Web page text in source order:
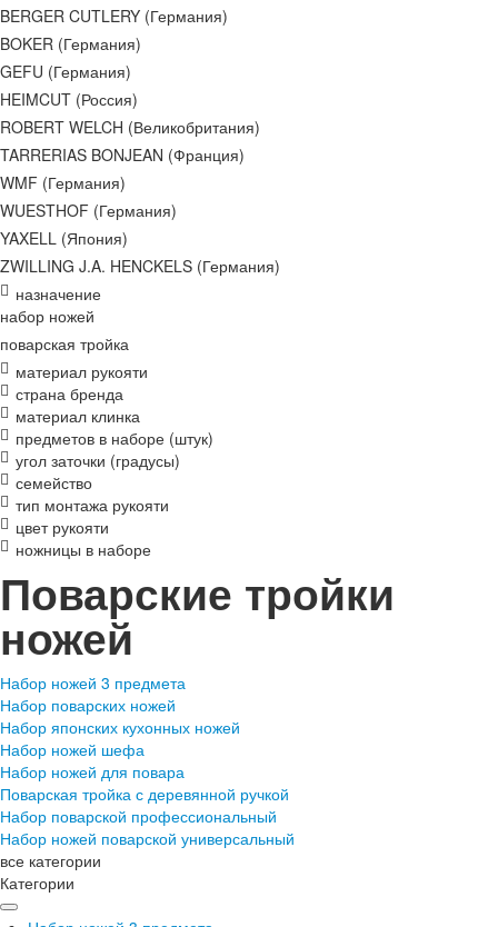
BERGER CUTLERY (Германия)
BOKER (Германия)
GEFU (Германия)
HEIMCUT (Россия)
ROBERT WELCH (Великобритания)
TARRERIAS BONJEAN (Франция)
WMF (Германия)
WUESTHOF (Германия)
YAXELL (Япония)
ZWILLING J.A. HENCKELS (Германия)
назначение
набор ножей
поварская тройка
материал рукояти
страна бренда
материал клинка
предметов в наборе (штук)
угол заточки (градусы)
семейство
тип монтажа рукояти
цвет рукояти
ножницы в наборе
Поварские тройки
ножей
Набор ножей 3 предмета
Набор поварских ножей
Набор японских кухонных ножей
Набор ножей шефа
Набор ножей для повара
Поварская тройка с деревянной ручкой
Набор поварской профессиональный
Набор ножей поварской универсальный
все категории
Категории